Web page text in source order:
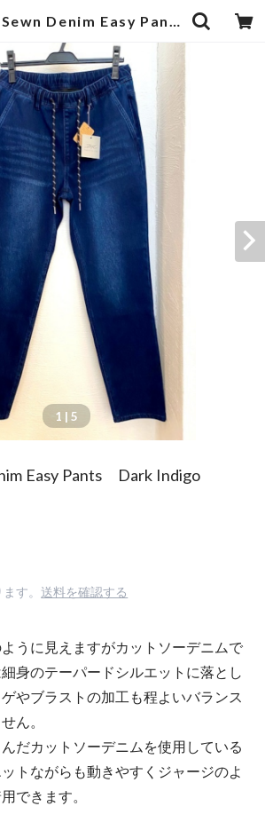
Cut & Sewn Denim Easy Pants Dark Indigo | 武蔵小杉のセレクトショップ【ナクール】-nakool-
1 | 5
Easy Pants Dark Indigo
す。 送料を確認する
うに見えますがカットソーデニムで
身のテーパードシルエットに落とし
やブラストの加工も程よいバランス
ん。
だカットソーデニムを使用している
トながらも動きやすくジャージのよ
できます。